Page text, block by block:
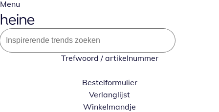
Menu
Trefwoord / artikelnummer
Bestelformulier
Verlanglijst
Winkelmandje